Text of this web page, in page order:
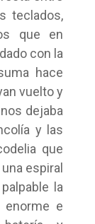
teclados,
que en
con la
hace
vuelto y
dejaba
y las
que
espiral
la
enorme e